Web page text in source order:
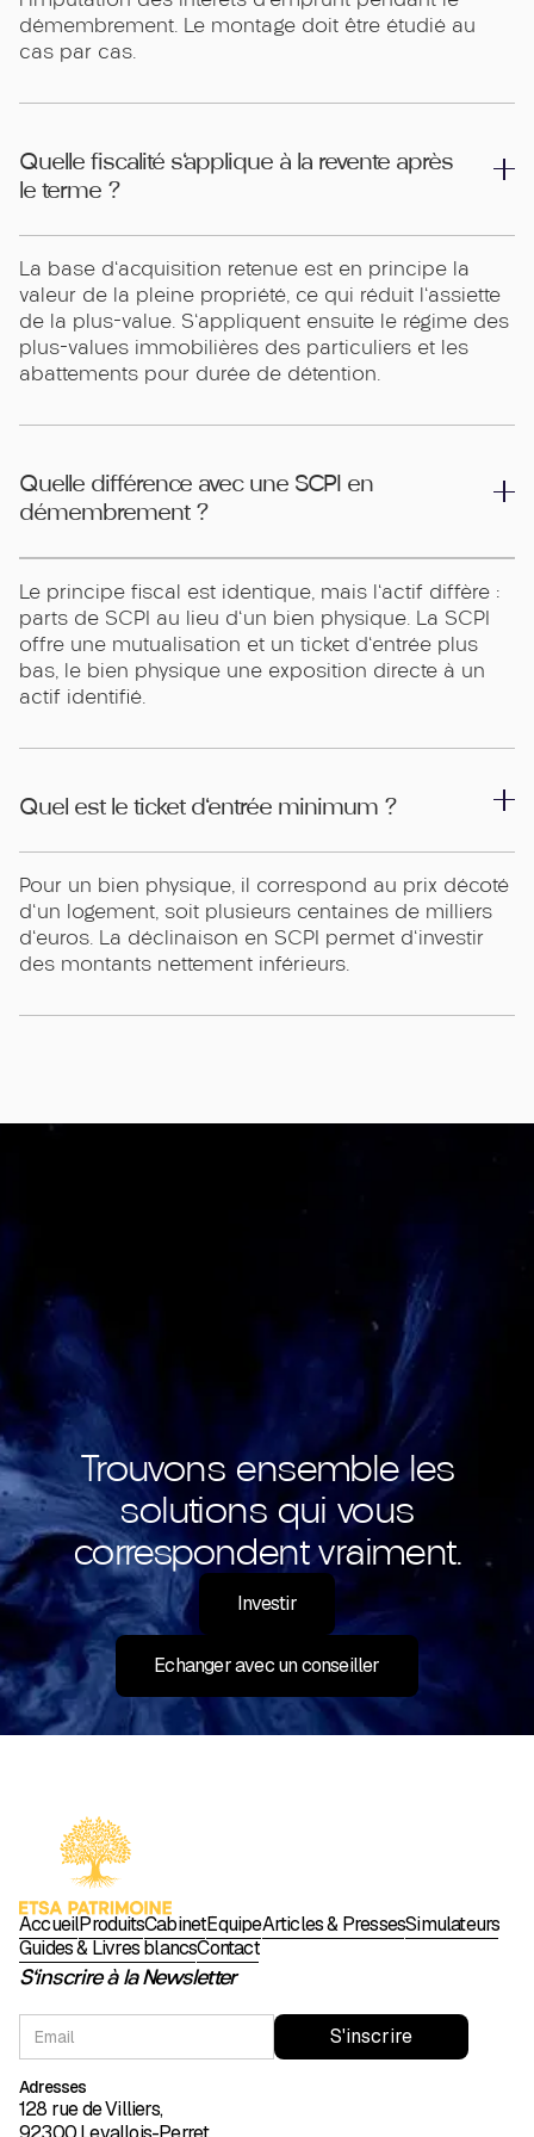
démembrement. Le montage doit être étudié au
cas par cas.
Quelle fiscalité s'applique à la revente après
le terme ?
La base d'acquisition retenue est en principe la
valeur de la pleine propriété, ce qui réduit l'assiette
de la plus-value. S'appliquent ensuite le régime des
plus-values immobilières des particuliers et les
abattements pour durée de détention.
Quelle différence avec une SCPI en
démembrement ?
Le principe fiscal est identique, mais l'actif diffère :
parts de SCPI au lieu d'un bien physique. La SCPI
offre une mutualisation et un ticket d'entrée plus
bas, le bien physique une exposition directe à un
actif identifié.
Quel est le ticket d'entrée minimum ?
Pour un bien physique, il correspond au prix décoté
d'un logement, soit plusieurs centaines de milliers
d'euros. La déclinaison en SCPI permet d'investir
des montants nettement inférieurs.
Trouvons ensemble les
solutions qui vous
correspondent vraiment.
Investir
Echanger avec un conseiller
AccueilProduitsCabinetÉquipeArticles & PressesSimulateurs
Guides & Livres blancsContact
S'inscrire à la Newsletter
Adresses
128 rue de Villiers,